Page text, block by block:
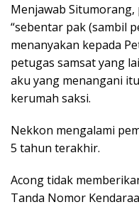
Menjawab
“sebentar pak (sambil
menanyakan kepada
petugas samsat yang
aku yang menangani
kerumah saksi.
Nekkon mengalami
5 tahun terakhir.
Acong tidak
Tanda Nomor